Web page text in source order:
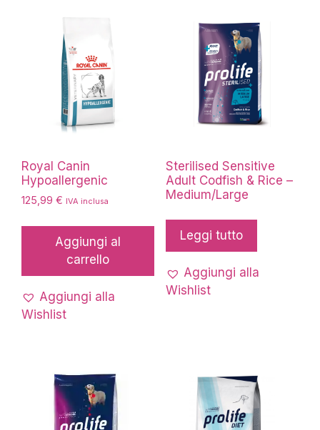
recente
Royal Canin
Hypoallergenic
125,99 € IVA inclusa
Aggiungi al
carrello
Aggiungi alla
Wishlist
Sterilised Sensitive
Adult Codfish & Rice –
Medium/Large
Leggi tutto
Aggiungi alla
Wishlist